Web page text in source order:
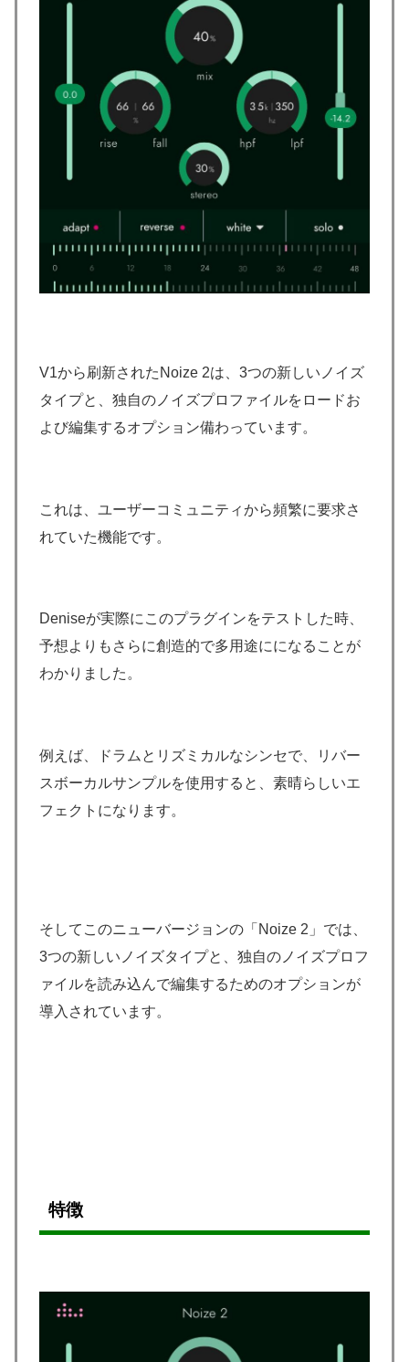
V1から刷新されたNoize 2は、3つの新しいノイズ
タイプと、独自のノイズプロファイルをロードお
よび編集するオプション備わっています。
これは、ユーザーコミュニティから頻繁に要求さ
れていた機能です。
Deniseが実際にこのプラグインをテストした時、
予想よりもさらに創造的で多用途にになることが
わかりました。
例えば、ドラムとリズミカルなシンセで、リバー
スボーカルサンプルを使用すると、素晴らしいエ
フェクトになります。
そしてこのニューバージョンの「Noize 2」では、
3つの新しいノイズタイプと、独自のノイズプロフ
ァイルを読み込んで編集するためのオプションが
導入されています。
特徴